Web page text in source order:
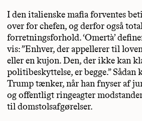
I den italienske mafia forventes
over for chefen, og derfor også
forretningsforhold. ‘Omertà’
vis: ”Enhver, der appellerer til
eller en kujon. Den, der ikke kan
politibeskyttelse, er begge.” Sådan
Trump tænker, når han fnyser af
og offentligt ringeagter
til domstolsafgørelser.